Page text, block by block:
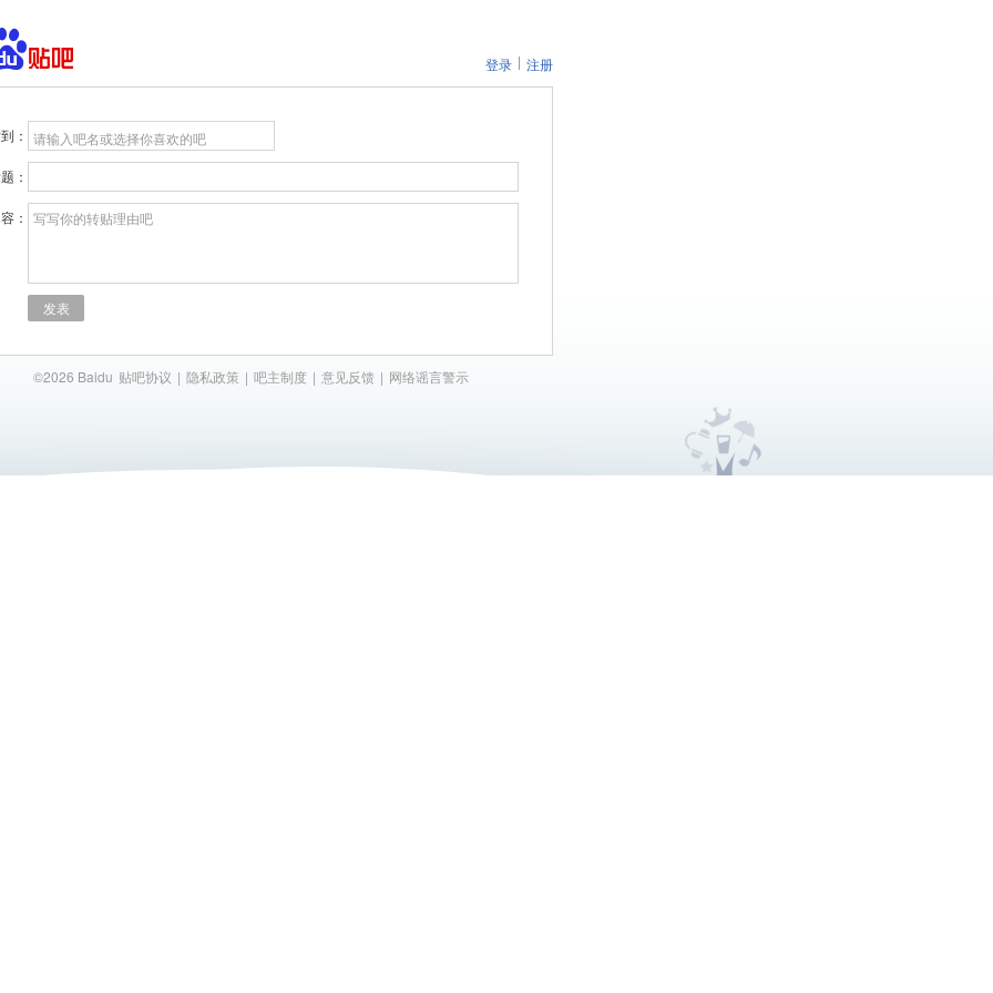
登录 注册
： 请输入吧名或选择你喜欢的吧
：
： 写写你的转贴理由吧
发表
©2026 Baidu 贴吧协议 | 隐私政策 | 吧主制度 | 意见反馈 | 网络谣言警示